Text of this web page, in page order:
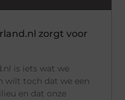
zorgt voor
is iets wat we
wilt toch dat we een
en dat onze